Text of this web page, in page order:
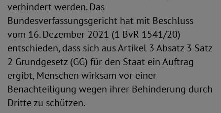
verhindert werden. Das
Bundesverfassungsgericht hat mit Beschluss
vom 16. Dezember 2021 (1 BvR 1541/20)
entschieden, dass sich aus Artikel 3 Absatz 3 Satz
2 Grundgesetz (GG) für den Staat ein Auftrag
ergibt, Menschen wirksam vor einer
Benachteiligung wegen ihrer Behinderung durch
Dritte zu schützen.